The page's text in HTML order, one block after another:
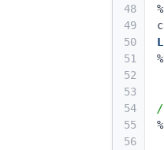
48
49
50
51
52
53
54
/
55
56